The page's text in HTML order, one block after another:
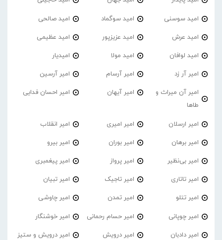
امید سوسنی امید سوگماد امید صالحی
امید عرش امید عزیزپور امید عظیمی
امید لوافان امید مولا امیدیار
امیر آر زد امیر آرسام امیر آرسین
امیر آن میراث و
طاها
امیر آیهان امیر احسان فدایی
امیر ارسلان امیر امیری امیر انقلاب
امیر برهان امیر‌ بوران امیر بیرو
امیر بی‌نظیر امیر پرواز امیر پیغمبری
امیر تاتاری امیر تاجیک امیر تبیان
امیر تتلو امیر تمدن امیر چاوشی
امیر چوپانی امیر حسام رحمانی امیر خوشنگار
امیر دادبان امیر درویش امیر درویش و ستیز